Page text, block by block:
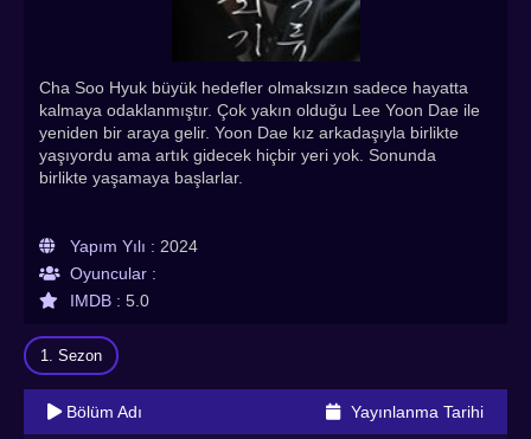
Cha Soo Hyuk büyük hedefler olmaksızın sadece hayatta
kalmaya odaklanmıştır. Çok yakın olduğu Lee Yoon Dae ile
yeniden bir araya gelir. Yoon Dae kız arkadaşıyla birlikte
yaşıyordu ama artık gidecek hiçbir yeri yok. Sonunda
birlikte yaşamaya başlarlar.
Yapım Yılı : 2024
Oyuncular :
IMDB : 5.0
1. Sezon
Bölüm Adı Yayınlanma Tarihi